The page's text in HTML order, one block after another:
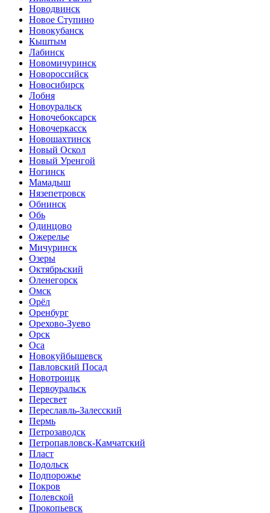
Новодвинск
Новое Ступино
Новокубанск
Кыштым
Лабинск
Новомичуринск
Новороссийск
Новосибирск
Лобня
Новоуральск
Новочебоксарск
Новочеркасск
Новошахтинск
Новый Оскол
Новый Уренгой
Ногинск
Мамадыш
Нязепетровск
Обнинск
Обь
Одинцово
Ожерелье
Мичуринск
Озеры
Октябрьский
Оленегорск
Омск
Орёл
Оренбург
Орехово-Зуево
Орск
Оса
Новокуйбышевск
Павловский Посад
Новотроицк
Первоуральск
Пересвет
Переславль-Залесский
Пермь
Петрозаводск
Петропавловск-Камчатский
Пласт
Подольск
Подпорожье
Покров
Полевской
Прокопьевск